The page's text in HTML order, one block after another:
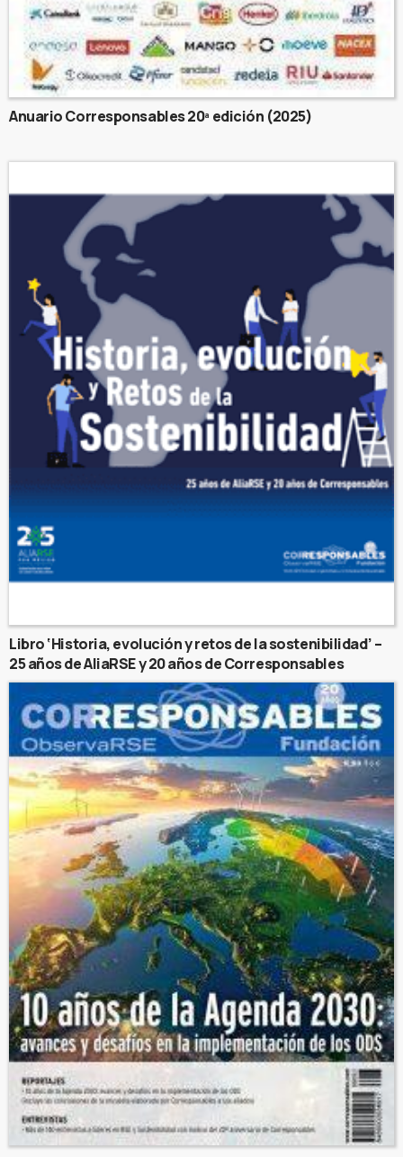
Anuario Corresponsables 20ª edición (2025)
Libro ‘Historia, evolución y retos de la sostenibilidad’ –
25 años de AliaRSE y 20 años de Corresponsables